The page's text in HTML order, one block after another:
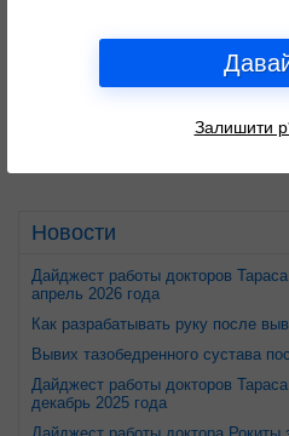
Залишити
Новости
Дайджест работы докторов
апрель 2026 года
Как разрабатывать руку после
Вывих тазобедренного сустава
Дайджест работы докторов
декабрь 2025 года
Не